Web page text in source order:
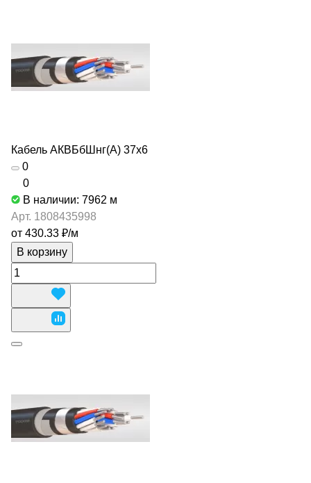
Кабель АКВБбШнг(А) 37х6
0
0
В наличии: 7962 м
Арт. 1808435998
от 430.33 ₽/м
В корзину